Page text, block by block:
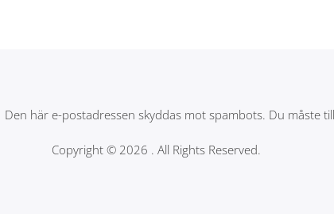
Den här e-postadressen skyddas mot spambots. Du måste
Copyright © 2026 . All Rights Reserved.